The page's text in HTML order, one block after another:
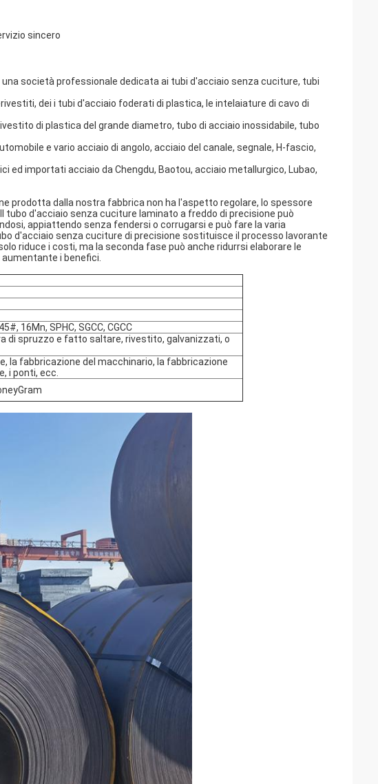
sincero
una società professionale dedicata ai tubi d'acciaio senza cuciture, tubi
dei i tubi d'acciaio foderati di plastica, le intelaiature di cavo di
di plastica del grande diametro, tubo di acciaio inossidabile, tubo
e vario acciaio di angolo, acciaio del canale, segnale, H-fascio,
ed importati acciaio da Chengdu, Baotou, acciaio metallurgico, Lubao,
prodotta dalla nostra fabbrica non ha l'aspetto regolare, lo spessore
d'acciaio senza cuciture laminato a freddo di precisione può
appiattendo senza fendersi o corrugarsi e può fare la varia
d'acciaio senza cuciture di precisione sostituisce il processo lavorante
riduce i costi, ma la seconda fase può anche ridurrsi elaborare le
i benefici.
16Mn, SPHC, SGCC, CGCC
di spruzzo e fatto saltare, rivestito, galvanizzati, o
la fabbricazione del macchinario, la fabbricazione
i ponti, ecc.